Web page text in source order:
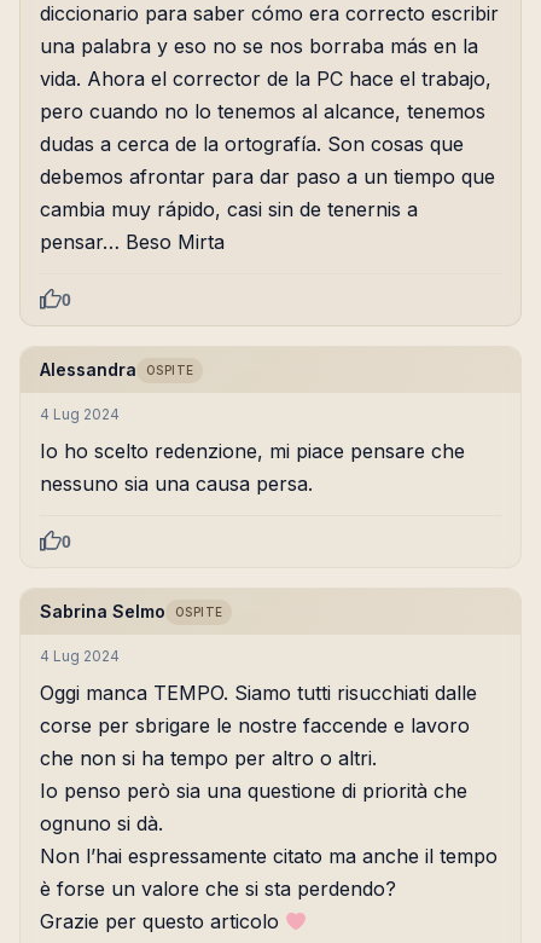
diccionario para saber cómo era correcto escribir
una palabra y eso no se nos borraba más en la
vida. Ahora el corrector de la PC hace el trabajo,
pero cuando no lo tenemos al alcance, tenemos
dudas a cerca de la ortografía. Son cosas que
debemos afrontar para dar paso a un tiempo que
cambia muy rápido, casi sin de tenernis a
pensar… Beso Mirta
0
Alessandra OSPITE
4 Lug 2024
Io ho scelto redenzione, mi piace pensare che
nessuno sia una causa persa.
0
Sabrina Selmo OSPITE
4 Lug 2024
Oggi manca TEMPO. Siamo tutti risucchiati dalle
corse per sbrigare le nostre faccende e lavoro
che non si ha tempo per altro o altri.
Io penso però sia una questione di priorità che
ognuno si dà.
Non l’hai espressamente citato ma anche il tempo
è forse un valore che si sta perdendo?
Grazie per questo articolo